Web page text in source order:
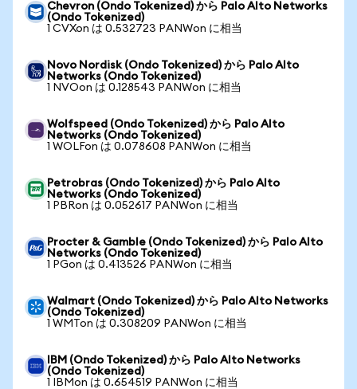
Chevron (Ondo Tokenized) から Palo Alto Networks
(Ondo Tokenized)
1 CVXon は 0.532723 PANWon に相当
Novo Nordisk (Ondo Tokenized) から Palo Alto
Networks (Ondo Tokenized)
1 NVOon は 0.128543 PANWon に相当
Wolfspeed (Ondo Tokenized) から Palo Alto
Networks (Ondo Tokenized)
1 WOLFon は 0.078608 PANWon に相当
Petrobras (Ondo Tokenized) から Palo Alto
Networks (Ondo Tokenized)
1 PBRon は 0.052617 PANWon に相当
Procter & Gamble (Ondo Tokenized) から Palo Alto
Networks (Ondo Tokenized)
1 PGon は 0.413526 PANWon に相当
Walmart (Ondo Tokenized) から Palo Alto Networks
(Ondo Tokenized)
1 WMTon は 0.308209 PANWon に相当
IBM (Ondo Tokenized) から Palo Alto Networks
(Ondo Tokenized)
1 IBMon は 0.654519 PANWon に相当